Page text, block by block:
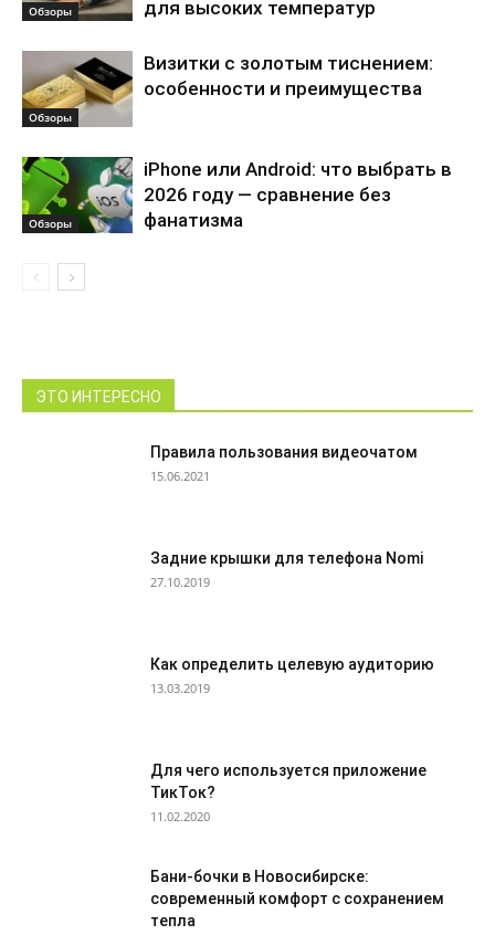
Обзоры для высоких температур
Обзоры
Визитки с золотым тиснением:
особенности и преимущества
Обзоры
iPhone или Android: что выбрать в
2026 году — сравнение без
фанатизма
ЭТО ИНТЕРЕСНО
Правила пользования видеочатом
15.06.2021
Задние крышки для телефона Nomi
27.10.2019
Как определить целевую аудиторию
13.03.2019
Для чего используется приложение
ТикТок?
11.02.2020
Бани-бочки в Новосибирске:
современный комфорт с сохранением
тепла